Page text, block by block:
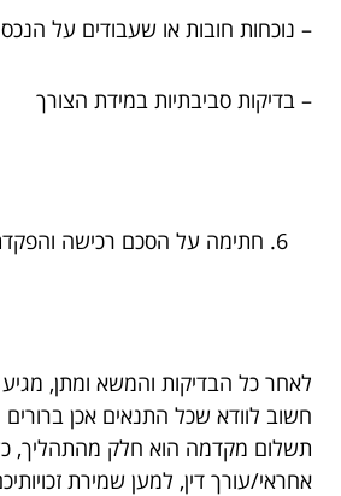
– נוכחות חובות או שעבודים על הנכס
– בדיקות סביבתיות במידת הצורך
חתימה על הסכם רכישה
לאחר כל הבדיקות והמשא ומתן,
חשוב לוודא שכל התנאים אכן
תשלום מקדמה הוא חלק מהתהליך,
אחראי/עורך דין, למען שמירת